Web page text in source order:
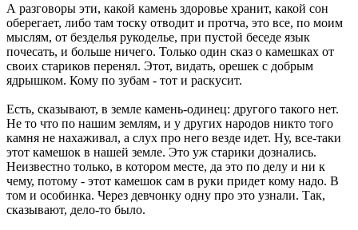
А разговоры эти, какой камень здоровье хранит, какой сон
оберегает, либо там тоску отводит и протча, это все, по моим
мыслям, от безделья рукоделье, при пустой беседе язык
почесать, и больше ничего. Только один сказ о камешках от
своих стариков перенял. Этот, видать, орешек с добрым
ядрышком. Кому по зубам - тот и раскусит.
Есть, сказывают, в земле камень-одинец: другого такого нет.
Не то что по нашим землям, и у других народов никто того
камня не нахаживал, а слух про него везде идет. Ну, все-таки
этот камешок в нашей земле. Это уж старики дознались.
Неизвестно только, в котором месте, да это по делу и ни к
чему, потому - этот камешок сам в руки придет кому надо. В
том и особинка. Через девчонку одну про это узнали. Так,
сказывают, дело-то было.